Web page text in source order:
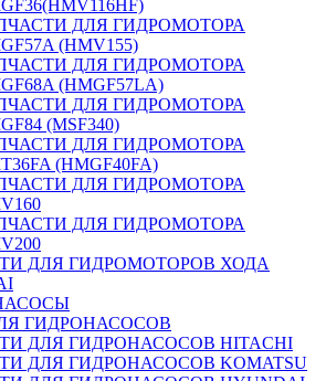
ДЛЯ ГИДРОМОТОРА
(HMV155)
ДЛЯ ГИДРОМОТОРА
(HMGF57LA)
ДЛЯ ГИДРОМОТОРА
(MSF340)
ДЛЯ ГИДРОМОТОРА
(HMGF40FA)
ДЛЯ ГИДРОМОТОРА
ДЛЯ ГИДРОМОТОРА
ДЛЯ ГИДРОМОТОРОВ ХОДА
ГИДРОНАСОСОВ
ДЛЯ ГИДРОНАСОСОВ HITACHI
ДЛЯ ГИДРОНАСОСОВ KOMATSU